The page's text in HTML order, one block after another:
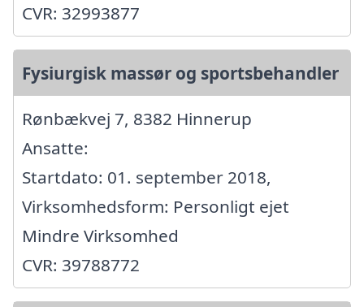
CVR: 32993877
Fysiurgisk massør og sportsbehandler
Rønbækvej 7, 8382 Hinnerup
Ansatte:
Startdato: 01. september 2018,
Virksomhedsform: Personligt ejet
Mindre Virksomhed
CVR: 39788772